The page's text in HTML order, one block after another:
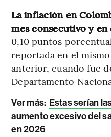
La inflación en
mes consecutivo y en
0,10 puntos
reportada en el
anterior, cuando fue
Departamento
Ver más: Estas serían
aumento excesivo del
en 2026